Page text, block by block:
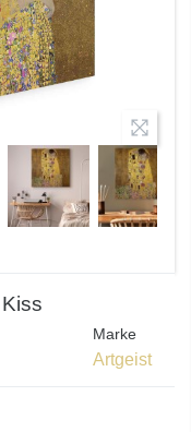
Marke
Artgeist